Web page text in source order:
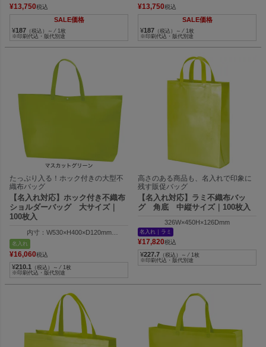
¥13,750税込
SALE価格
¥187 （税込）～ ⁄ 1枚
※印刷代込・版代別途
¥13,750税込
SALE価格
¥187 （税込）～ ⁄ 1枚
※印刷代込・版代別途
たっぷり入る！ホック付きの大型不
織布バッグ
【名入れ対応】ホック付き不織布
ショルダーバッグ 大サイズ｜
100枚入
内寸：W530×H400×D120mm
外寸：W650×H400×D120mm
名入れ
¥16,060税込
¥210.1
（税込）～ ⁄ 1枚
※印刷代込・版代別途
高さのある商品も、名入れで印象に
残す販促バッグ
【名入れ対応】ラミ不織布バッ
グ 角底 中縦サイズ｜100枚入
326W×450H×126Dmm
名入れ｜ラミ
¥17,820税込
¥227.7 （税込）～ ⁄ 1枚
※印刷代込・版代別途